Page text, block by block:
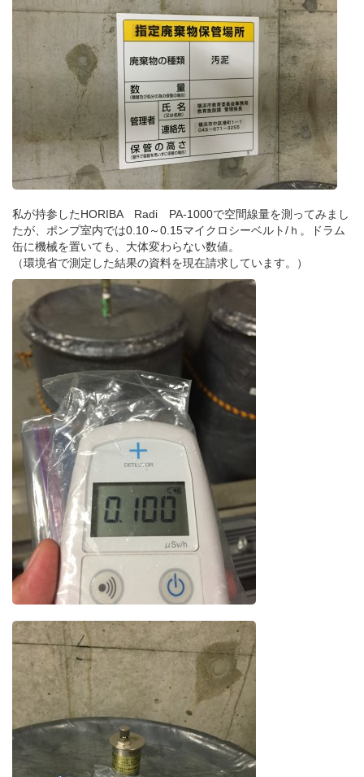
私が持参したHORIBA Radi PA-1000で空間線量を測ってみまし
たが、ポンプ室内では0.10～0.15マイクロシーベルト/ｈ。ドラム
缶に機械を置いても、大体変わらない数値。
（環境省で測定した結果の資料を現在請求しています。）